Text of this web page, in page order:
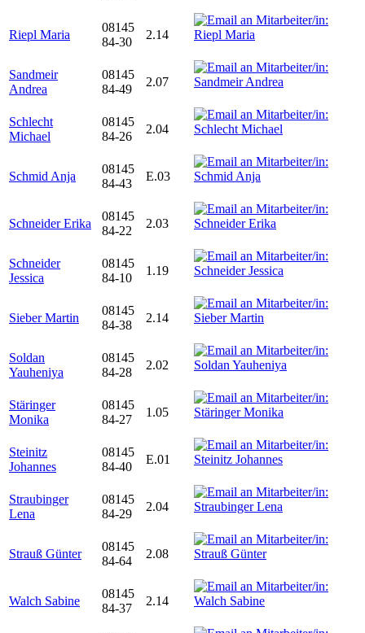
Riepl Maria
08145
84-30
2.14
Sandmeir
Andrea
08145
84-49
2.07
Schlecht
Michael
08145
84-26
2.04
Schmid Anja
08145
84-43
E.03
Schneider Erika
08145
84-22
2.03
Schneider
Jessica
08145
84-10
1.19
Sieber Martin
08145
84-38
2.14
Soldan
Yauheniya
08145
84-28
2.02
Stäringer
Monika
08145
84-27
1.05
Steinitz
Johannes
08145
84-40
E.01
Straubinger
Lena
08145
84-29
2.04
Strauß Günter
08145
84-64
2.08
Walch Sabine
08145
84-37
2.14